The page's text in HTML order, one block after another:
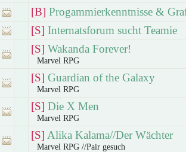
[B] Progammierkenntnisse &
[S] Internatsforum sucht Teamie
[S] Wakanda Forever!
Marvel RPG
[S] Guardian of the Galaxy
Marvel RPG
[S] Die X Men
Marvel RPG
[S] Alika Kalama//Der Wächter
Marvel RPG //Pair gesuch